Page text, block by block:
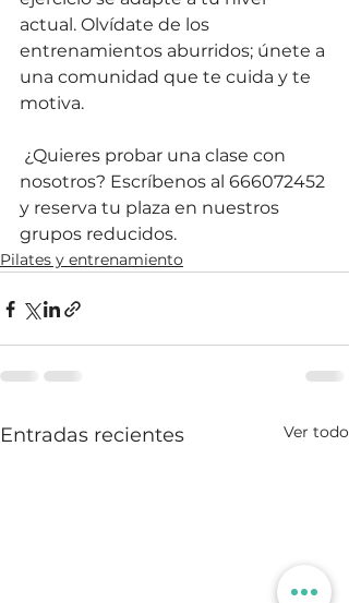
actual. Olvídate de los
entrenamientos aburridos; únete a
una comunidad que te cuida y te
motiva.
¿Quieres probar una clase con
nosotros? Escríbenos al 666072452
y reserva tu plaza en nuestros
grupos reducidos.
Pilates y entrenamiento
Entradas recientes Ver todo